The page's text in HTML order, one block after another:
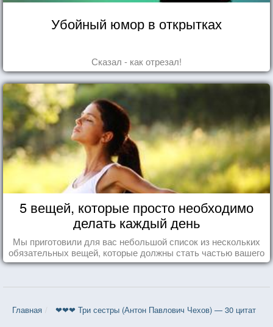
Убойный юмор в открытках
Сказал - как отрезал!
5 вещей, которые просто необходимо
делать каждый день
Мы приготовили для вас небольшой список из нескольких
обязательных вещей, которые должны стать частью вашего
дня.
Главная ❤❤❤ Три сестры (Антон Павлович Чехов) — 30 цитат